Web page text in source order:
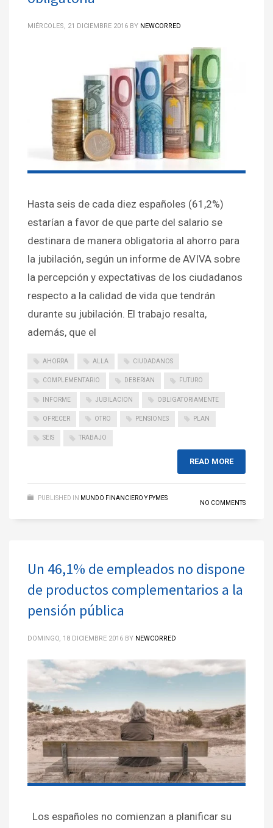
MIÉRCOLES, 21 DICIEMBRE 2016 BY NEWCORRED
Hasta seis de cada diez españoles (61,2%)
estarían a favor de que parte del salario se
destinara de manera obligatoria al ahorro para
la jubilación, según un informe de AVIVA sobre
la percepción y expectativas de los ciudadanos
respecto a la calidad de vida que tendrán
durante su jubilación. El trabajo resalta,
además, que el
AHORRA ALLA CIUDADANOS
COMPLEMENTARIO DEBERIAN FUTURO
INFORME JUBILACION OBLIGATORIAMENTE
OFRECER OTRO PENSIONES PLAN
SEIS TRABAJO
READ MORE
PUBLISHED IN MUNDO FINANCIERO Y PYMES
NO COMMENTS
Un 46,1% de empleados no dispone
de productos complementarios a la
pensión pública
DOMINGO, 18 DICIEMBRE 2016 BY NEWCORRED
Los españoles no comienzan a planificar su